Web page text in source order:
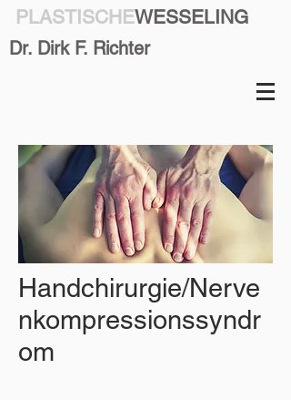
PLASTISCHEWESSELING
Dr. Dirk F. Richter
Handchirurgie/Nerve
nkompressionssyndr
om